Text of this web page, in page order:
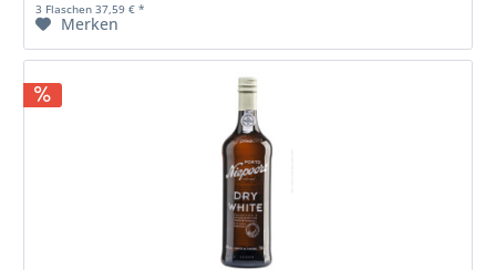
3 Flaschen 37,59 € *
Merken